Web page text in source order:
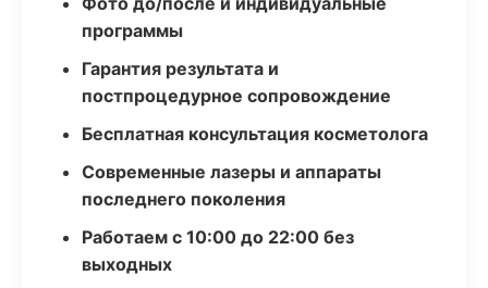
программы
Гарантия результата и
постпроцедурное сопровождение
Бесплатная консультация косметолога
Современные лазеры и аппараты
последнего поколения
Работаем с 10:00 до 22:00 без
выходных